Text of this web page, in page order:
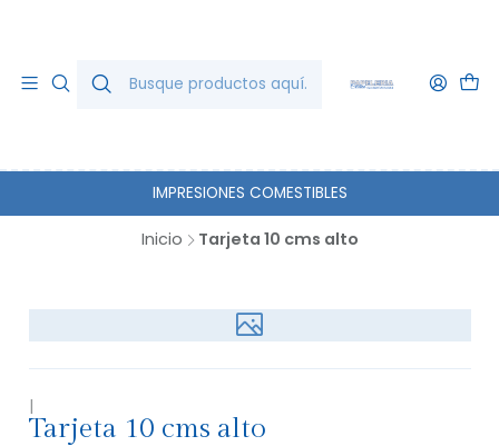
IMPRESIONES COMESTIBLES
Inicio Tarjeta 10 cms alto
|
Tarjeta 10 cms alto